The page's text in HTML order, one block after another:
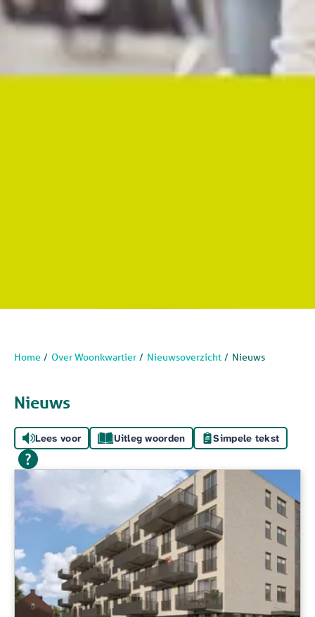
Home Over Woonkwartier Nieuwsoverzicht Nieuws
Nieuws
Lees voor Uitleg woorden Simpele tekst